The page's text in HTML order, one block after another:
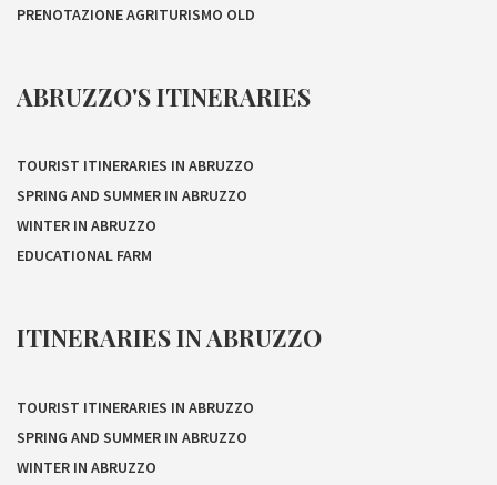
PRENOTAZIONE AGRITURISMO OLD
ABRUZZO'S ITINERARIES
TOURIST ITINERARIES IN ABRUZZO
SPRING AND SUMMER IN ABRUZZO
WINTER IN ABRUZZO
EDUCATIONAL FARM
ITINERARIES IN ABRUZZO
TOURIST ITINERARIES IN ABRUZZO
SPRING AND SUMMER IN ABRUZZO
WINTER IN ABRUZZO